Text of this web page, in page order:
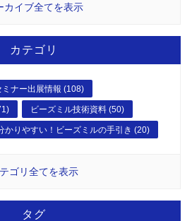
カイブ全てを表示
カテゴリ
ミナー出展情報 (108)
ビーズミル技術資料 (50)
かりやすい！ビーズミルの手引き (20)
ゴリ全てを表示
タグ